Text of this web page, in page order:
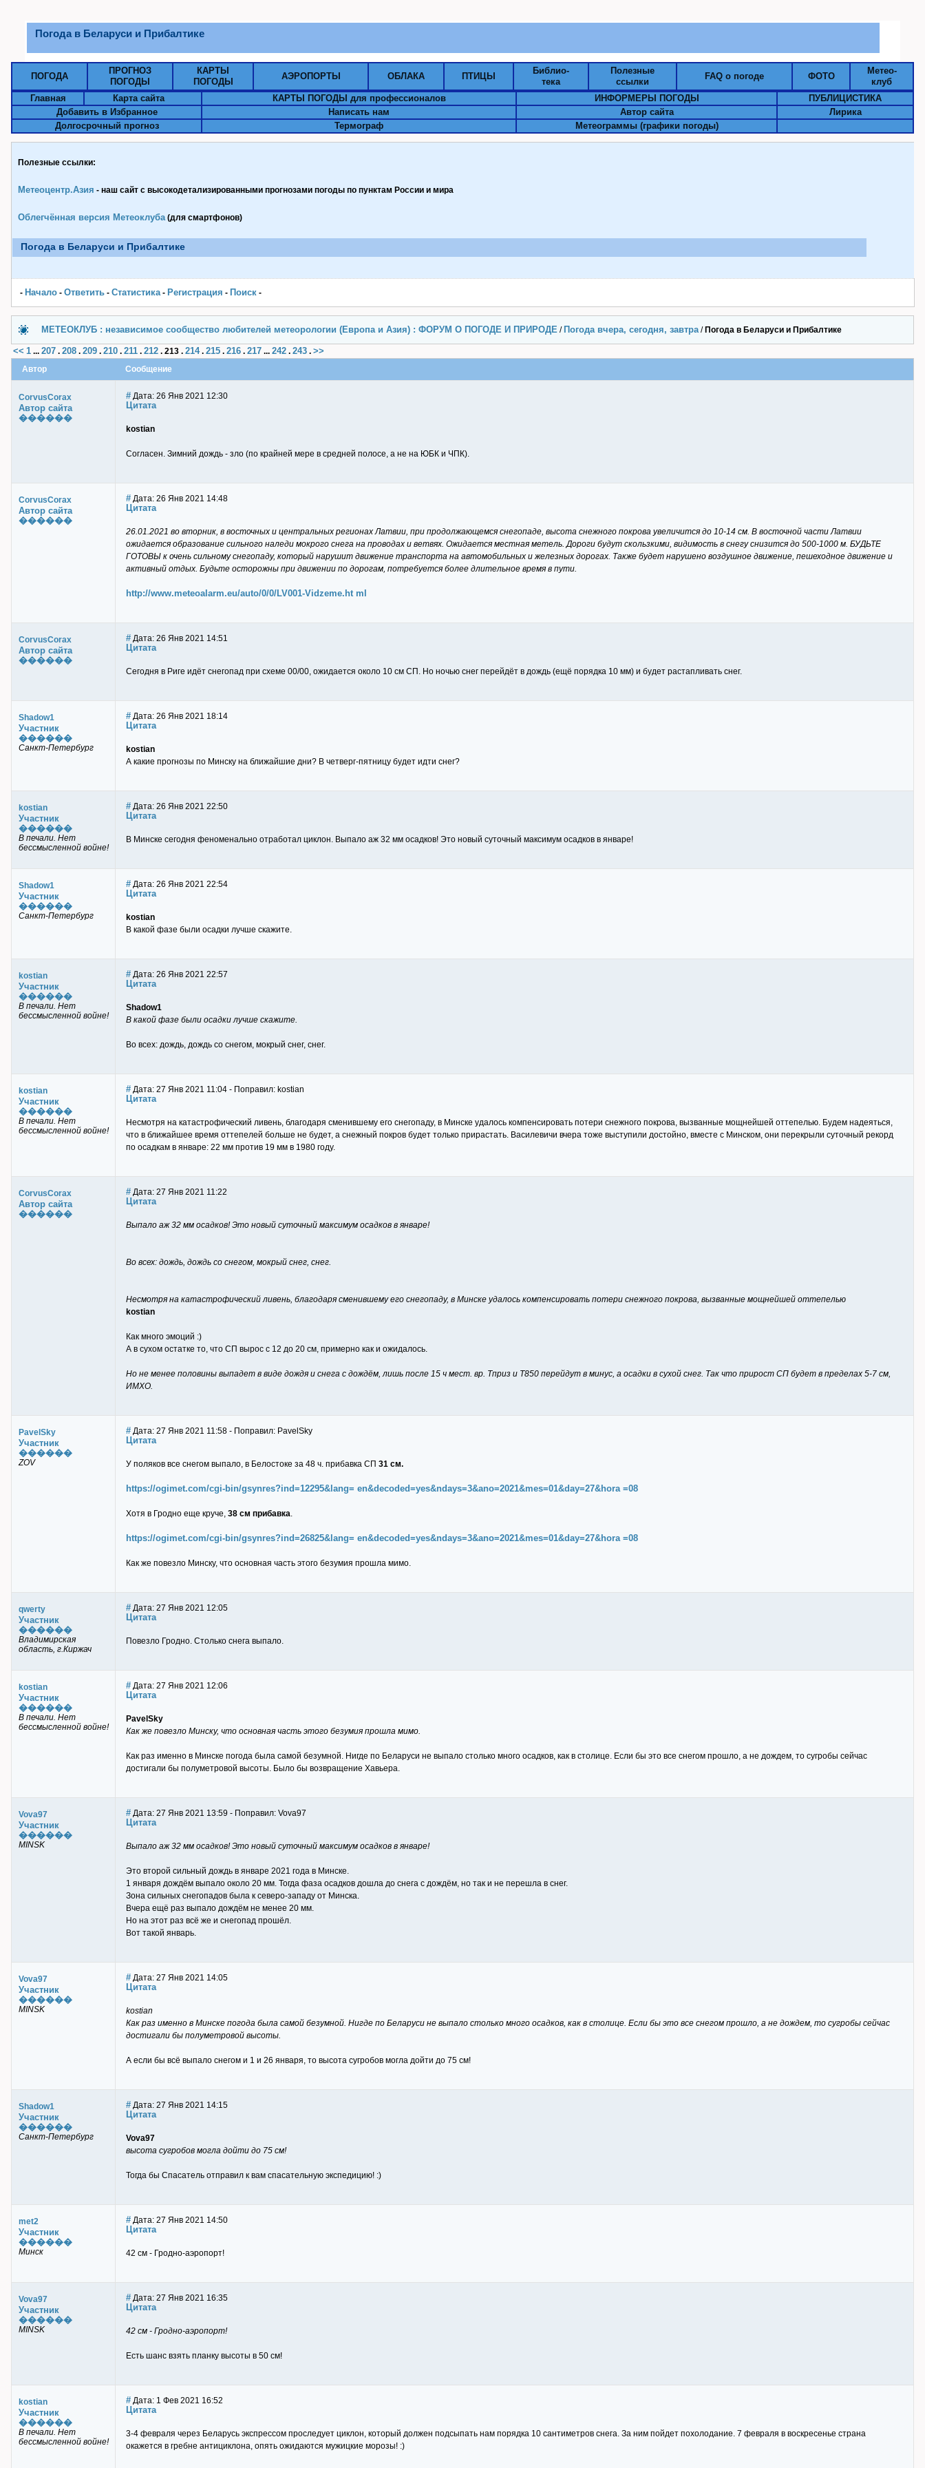
Погода в Беларуси и Прибалтике
ПОГОДА
ПРОГНОЗ
ПОГОДЫ
КАРТЫ
ПОГОДЫ
АЭРОПОРТЫ ОБЛАКА ПТИЦЫ
Библио-
тека
Полезные
ссылки
FAQ о погоде ФОТО
Метео-
клуб
Главная
Карта сайта КАРТЫ ПОГОДЫ для профессионалов ИНФОРМЕРЫ ПОГОДЫ
ПУБЛИЦИСТИКА
Добавить в Избранное
Написать нам Автор сайта
Лирика
Долгосрочный прогноз
Термограф Метеограммы (графики погоды)
Полезные ссылки:
Метеоцентр.Азия - наш сайт с высокодетализированными прогнозами погоды по пунктам Pоссии и мира
Облегчённая версия Метеоклуба(для смартфонов)
Погода в Беларуси и Прибалтике
- Начало - Ответить - Статистика- Pегистрация - Поиск -
МЕТЕОКЛУБ : независимое сообщество любителей метеорологии (Европа и Азия) : ФОРУМ О ПОГОДЕ И ПРИРОДЕ / Погода вчера, сегодня, завтра/ Погода в Беларуси и Прибалтике
<< 1 ... 207 . 208 . 209 . 210 . 211 . 212 . 213 . 214. 215 . 216 . 217 ... 242 . 243 . >>
Автор Сообщение
CorvusCorax
Автор сайта
������
# Дата: 26 Янв 2021 12:30
Цитата
kostian
Согласен. Зимний дождь - зло (по крайней мере в средней полосе, а не на ЮБК и ЧПК).
CorvusCorax
Автор сайта
������
# Дата: 26 Янв 2021 14:48
Цитата
26.01.2021 во вторник, в восточных и центральных регионах Латвии, при продолжающемся снегопаде, высота снежного покрова увеличится до 10-14 см. В восточной части Латвии
ожидается образование сильного наледи мокрого снега на проводах и ветвях. Ожидается местная метель. Дороги будут скользкими, видимость в снегу снизится до 500-1000 м. БУДЬТЕ
ГОТОВЫ к очень сильному снегопаду, который нарушит движение транспорта на автомобильных и железных дорогах. Также будет нарушено воздушное движение, пешеходное движение и
активный отдых. Будьте осторожны при движении по дорогам, потребуется более длительное время в пути.
http://www.meteoalarm.eu/auto/0/0/LV001-Vidzeme.ht ml
CorvusCorax
Автор сайта
������
# Дата: 26 Янв 2021 14:51
Цитата
Сегодня в Риге идёт снегопад при схеме 00/00, ожидается около 10 см СП. Но ночью снег перейдёт в дождь (ещё порядка 10 мм) и будет растапливать снег.
Shadow1
Участник
������
Санкт-Петербург
# Дата: 26 Янв 2021 18:14
Цитата
kostian
А какие прогнозы по Минску на ближайшие дни? В четверг-пятницу будет идти снег?
kostian
Участник
������
В печали. Нет
бессмысленной войне!
# Дата: 26 Янв 2021 22:50
Цитата
В Минске сегодня феноменально отработал циклон. Выпало аж 32 мм осадков! Это новый суточный максимум осадков в январе!
Shadow1
Участник
������
Санкт-Петербург
# Дата: 26 Янв 2021 22:54
Цитата
kostian
В какой фазе были осадки лучше скажите.
kostian
Участник
������
В печали. Нет
бессмысленной войне!
# Дата: 26 Янв 2021 22:57
Цитата
Shadow1
В какой фазе были осадки лучше скажите.
Во всех: дождь, дождь со снегом, мокрый снег, снег.
kostian
Участник
������
В печали. Нет
бессмысленной войне!
# Дата: 27 Янв 2021 11:04 - Поправил: kostian
Цитата
Несмотря на катастрофический ливень, благодаря сменившему его снегопаду, в Минске удалось компенсировать потери снежного покрова, вызванные мощнейшей оттепелью. Будем надеяться,
что в ближайшее время оттепелей больше не будет, а снежный покров будет только прирастать. Василевичи вчера тоже выступили достойно, вместе с Минском, они перекрыли суточный рекорд
по осадкам в январе: 22 мм против 19 мм в 1980 году.
CorvusCorax
Автор сайта
������
# Дата: 27 Янв 2021 11:22
Цитата
Выпало аж 32 мм осадков! Это новый суточный максимум осадков в январе!
Во всех: дождь, дождь со снегом, мокрый снег, снег.
Несмотря на катастрофический ливень, благодаря сменившему его снегопаду, в Минске удалось компенсировать потери снежного покрова, вызванные мощнейшей оттепелью
kostian
Как много эмоций :)
А в сухом остатке то, что СП вырос с 12 до 20 см, примерно как и ожидалось.
Но не менее половины выпадет в виде дождя и снега с дождём, лишь после 15 ч мест. вр. Тприз и Т850 перейдут в минус, а осадки в сухой снег. Так что прирост СП будет в пределах 5-7 см,
ИМХО.
PavelSky
Участник
������
ZOV
# Дата: 27 Янв 2021 11:58 - Поправил: PavelSky
Цитата
У поляков все снегом выпало, в Белостоке за 48 ч. прибавка СП 31 см.
https://ogimet.com/cgi-bin/gsynres?ind=12295&lang= en&decoded=yes&ndays=3&ano=2021&mes=01&day=27&hora =08
Хотя в Гродно еще круче, 38 см прибавка.
https://ogimet.com/cgi-bin/gsynres?ind=26825&lang= en&decoded=yes&ndays=3&ano=2021&mes=01&day=27&hora =08
Как же повезло Минску, что основная часть этого безумия прошла мимо.
qwerty
Участник
������
Владимирская
область, г.Киржач
# Дата: 27 Янв 2021 12:05
Цитата
Повезло Гродно. Столько снега выпало.
kostian
Участник
������
В печали. Нет
бессмысленной войне!
# Дата: 27 Янв 2021 12:06
Цитата
PavelSky
Как же повезло Минску, что основная часть этого безумия прошла мимо.
Как раз именно в Минске погода была самой безумной. Нигде по Беларуси не выпало столько много осадков, как в столице. Если бы это все снегом прошло, а не дождем, то сугробы сейчас
достигали бы полуметровой высоты. Было бы возвращение Хавьера.
Vova97
Участник
������
MINSK
# Дата: 27 Янв 2021 13:59 - Поправил: Vova97
Цитата
Выпало аж 32 мм осадков! Это новый суточный максимум осадков в январе!
Это второй сильный дождь в январе 2021 года в Минске.
1 января дождём выпало около 20 мм. Тогда фаза осадков дошла до снега с дождём, но так и не перешла в снег.
Зона сильных снегопадов была к северо-западу от Минска.
Вчера ещё раз выпало дождём не менее 20 мм.
Но на этот раз всё же и снегопад прошёл.
Вот такой январь.
Vova97
Участник
������
MINSK
# Дата: 27 Янв 2021 14:05
Цитата
kostian
Как раз именно в Минске погода была самой безумной. Нигде по Беларуси не выпало столько много осадков, как в столице. Если бы это все снегом прошло, а не дождем, то сугробы сейчас
достигали бы полуметровой высоты.
А если бы всё выпало снегом и 1 и 26 января, то высота сугробов могла дойти до 75 см!
Shadow1
Участник
������
Санкт-Петербург
# Дата: 27 Янв 2021 14:15
Цитата
Vova97
высота сугробов могла дойти до 75 см!
Тогда бы Спасатель отправил к вам спасательную экспедицию! :)
met2
Участник
������
Минск
# Дата: 27 Янв 2021 14:50
Цитата
42 см - Гродно-аэропорт!
Vova97
Участник
������
MINSK
# Дата: 27 Янв 2021 16:35
Цитата
42 см - Гродно-аэропорт!
Есть шанс взять планку высоты в 50 см!
kostian
Участник
������
В печали. Нет
бессмысленной войне!
# Дата: 1 Фев 2021 16:52
Цитата
3-4 февраля через Беларусь экспрессом проследует циклон, который должен подсыпать нам порядка 10 сантиметров снега. За ним пойдет похолодание. 7 февраля в воскресенье страна
окажется в гребне антициклона, опять ожидаются мужицкие морозы! :)